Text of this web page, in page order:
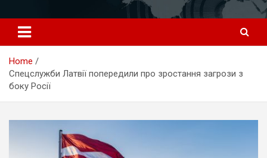
к
содержимому
Home
Спецслужби Латвії попередили про зростання загрози з
боку Росії